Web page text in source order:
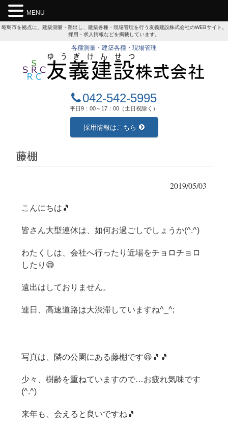
昭島市を拠点に、建築測量・墨出し、建築各種・現場管理を行う友義建設株式会社のWEBサイト。
採用・求人情報などを掲載しています。
各種測量・建築各種・現場管理
042-542-5995
平日9：00～17：00（土日祝除く）
採用情報はこちら
藤棚
2019/05/03
こんにちは🎵
皆さん大型連休は、如何お過ごしでしょうか(^.^)
わたくしは、会社へ行ったり近場をチョロチョロ
したり😅
遠出はしておりません。
連日、高速道路は大渋滞していますね^_^;
写真は、隣の公園にある藤棚です😆🎵🎵
少々、樹齢を重ねていますので…お疲れ気味です
(^.^)
来年も、会えると良いですね🎵
MENU